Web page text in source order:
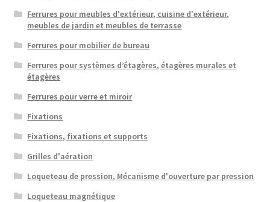
Ferrures pour meubles d'extérieur, cuisine d'extérieur,
meubles de jardin et meubles de terrasse
Ferrures pour mobilier de bureau
Ferrures pour systèmes d’étagères, étagères murales et
étagères
Ferrures pour verre et miroir
Fixations
Fixations, fixations et supports
Grilles d'aération
Loqueteau de pression, Mécanisme d'ouverture par pression
Loqueteau magnétique